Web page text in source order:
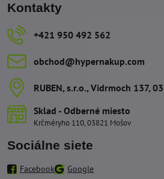
Kontakty
+421 950 492 562
obchod​@hypernakup​.com
RUBEN, s​.r​.o​., Vidrmoch 137,
Sklad - Odberné miesto
Krčméryho 110, 03821 Mošov
Sociálne siete
Facebook Google